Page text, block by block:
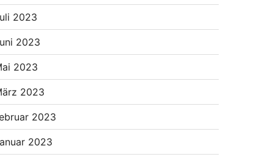
2023
2023
2023
2023
2023
2023